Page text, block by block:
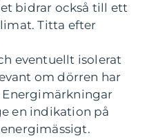
bidrar också till ett
Titta efter
eventuellt isolerat
om dörren har
en indikation på